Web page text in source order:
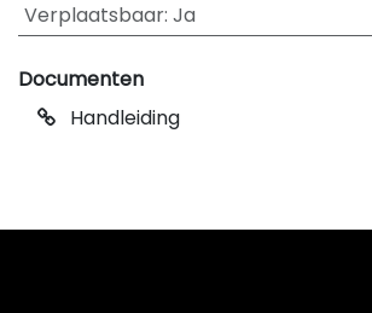
Verplaatsbaar: Ja
Documenten
Handleiding